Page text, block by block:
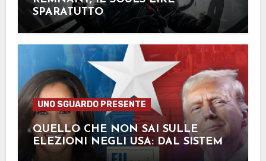
SPARATUTTO
UNO SGUARDO PRESENTE
QUELLO CHE NON SAI SULLE
ELEZIONI NEGLI USA: DAL SISTEMA
ELETTORALE AI SOCIAL